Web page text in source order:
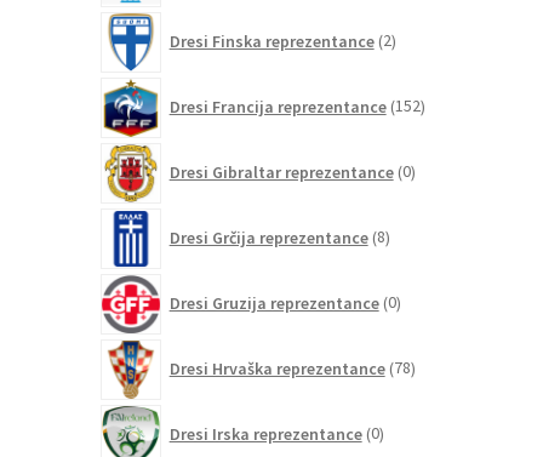
Dresi Finska reprezentance 2izdelka
Dresi Francija reprezentance 152izdelkov
Dresi Gibraltar reprezentance 0izdelkov
Dresi Grčija reprezentance 8izdelkov
Dresi Gruzija reprezentance 0izdelkov
Dresi Hrvaška reprezentance 78izdelkov
Dresi Irska reprezentance 0izdelkov